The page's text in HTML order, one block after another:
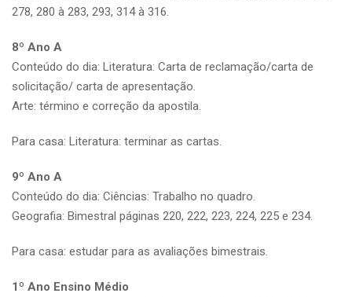
278, 280 à 283, 293, 314 à 316.
8º Ano A
Conteúdo do dia: Literatura: Carta de reclamação/carta de
solicitação/ carta de apresentação.
Arte: término e correção da apostila.
Para casa: Literatura: terminar as cartas.
9º Ano A
Conteúdo do dia: Ciências: Trabalho no quadro.
Geografia: Bimestral páginas 220, 222, 223, 224, 225 e 234.
Para casa: estudar para as avaliações bimestrais.
1º Ano Ensino Médio